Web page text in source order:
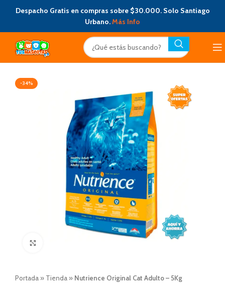
Despacho Gratis en compras sobre $30.000. Solo Santiago
Urbano.Más Info
-34%
Portada » Tienda » Nutrience Original Cat Adulto – 5Kg